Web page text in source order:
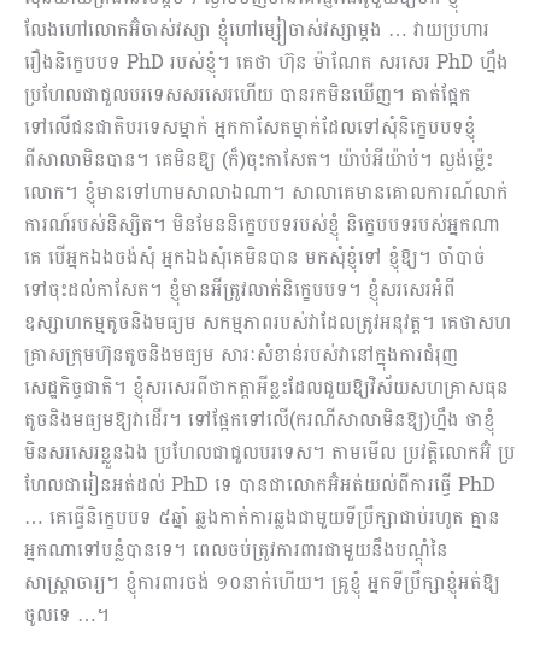
លែងហៅលោកអ៊ំចាស់វស្សា ខ្ញុំហៅម្សៀចាស់វស្សាម្តង … វាយប្រហារ
រឿងនិក្ខេបបទ PhD របស់ខ្ញុំ។ គេថា ហ៊ុន ម៉ាណែត សរសេរ PhD ហ្នឹង
ប្រហែលជាជួលបរទេសសរសេរហើយ បានរកមិនឃើញ។ គាត់ផ្អែក
ទៅលើជនជាតិបរទេសម្នាក់ អ្នកកាសែតម្នាក់ដែលទៅសុំនិក្ខេបបទខ្ញុំ
ពីសាលាមិនបាន។ គេមិនឱ្យ (ក៏)ចុះកាសែត។ យ៉ាប់អីយ៉ាប់។ ល្ងង់ម៉្លេះ
លោក។ ខ្ញុំមានទៅហាមសាលាឯណា។ សាលាគេមានគោលការណ៍លាក់
ការណ៍របស់និស្សិត។ មិនមែននិក្ខេបបទរបស់ខ្ញុំ និក្ខេបបទរបស់អ្នកណា
គេ បើអ្នកឯងចង់សុំ អ្នកឯងសុំគេមិនបាន មកសុំខ្ញុំទៅ ខ្ញុំឱ្យ។ ចាំបាច់
ទៅចុះដល់កាសែត។ ខ្ញុំមានអីត្រូវលាក់និក្ខេបបទ។ ខ្ញុំសរសេរអំពី
ឧស្សាហកម្មតូចនិងមធ្យម សកម្មភាពរបស់វាដែលត្រូវអនុវត្ត។ គេថាសហ
គ្រាសក្រុមហ៊ុនតូចនិងមធ្យម សារៈសំខាន់របស់វានៅក្នុងការជំរុញ
សេដ្ឋកិច្ចជាតិ។ ខ្ញុំសរសេរពីថាកត្តាអីខ្លះដែលជួយឱ្យវិស័យសហគ្រាសធុន
តូចនិងមធ្យមឱ្យវាដើរ។ ទៅផ្អែកទៅលើ(ករណីសា​លា​មិនឱ្យ)ហ្នឹង ថាខ្ញុំ
មិនសរសេរខ្លួនឯង ប្រហែលជាជួលបរទេស។ តាមមើល ប្រវត្តិលោកអ៊ំ ប្រ​
ហែល​ជារៀនអត់ដល់ PhD ទេ បានជាលោកអ៊ំអត់យល់ពីការធ្វើ PhD
… គេធ្វើនិក្ខេបបទ ៥ឆ្នាំ ឆ្លងកាត់ការឆ្លងជា​មួយទីប្រឹក្សាជាប់រហូត គ្មាន
អ្នកណាទៅបន្លំបានទេ។ ពេលចប់ត្រូវការពារជាមួយនឹងបណ្ដុំនៃ
សាស្ត្រាចារ្យ។ ខ្ញុំការពារចង់ ១០នាក់ហើយ។ គ្រូខ្ញុំ អ្នកទីប្រឹក្សាខ្ញុំអត់ឱ្យ
ចូលទេ …។